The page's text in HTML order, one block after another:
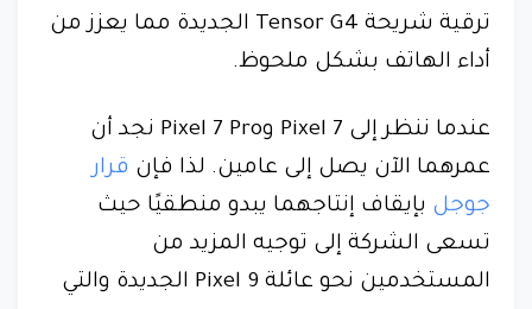
ترقية شريحة Tensor G4 الجديدة مما يعزز من
أداء الهاتف بشكل ملحوظ.
عندما ننظر إلى Pixel 7 وPixel 7 Pro نجد أن
عمرهما الآن يصل إلى عامين. لذا فإن قرار
جوجل بإيقاف إنتاجهما يبدو منطقيًا حيث
تسعى الشركة إلى توجيه المزيد من
المستخدمين نحو عائلة Pixel 9 الجديدة والتي